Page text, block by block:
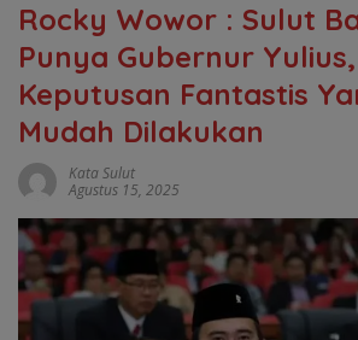
Rocky Wowor : Sulut
Punya Gubernur
Keputusan Fantastis
Mudah Dilakukan
Kata Sulut
Agustus 15, 2025